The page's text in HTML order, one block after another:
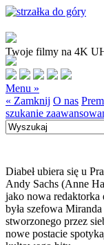
Twoje filmy na 4K
Menu »
« Zamknij O nas
szukanie
Diabeł ubiera się u
Andy Sachs (Anne
jako nowa redaktorka
była szefowa
stworzonego przez
nowe postacie